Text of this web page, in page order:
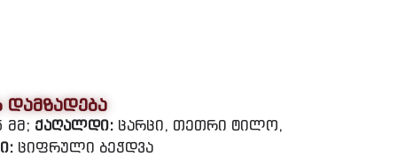
დამზადება
მმ; ქაღალდი: ცარცი, თეთრი ტილო,
ციფრული ბეჭდვა